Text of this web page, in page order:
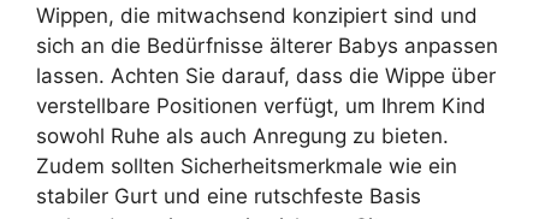
Wippen, die mitwachsend konzipiert sind und
sich an die Bedürfnisse älterer Babys anpassen
lassen. Achten Sie darauf, dass die Wippe über
verstellbare Positionen verfügt, um Ihrem Kind
sowohl Ruhe als auch Anregung zu bieten.
Zudem sollten Sicherheitsmerkmale wie ein
stabiler Gurt und eine rutschfeste Basis